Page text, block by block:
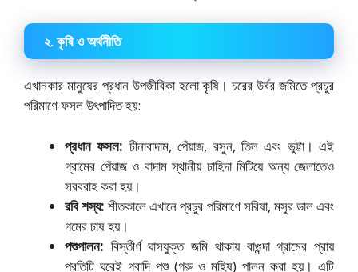
২. কৃষি ও অর্থনীতি
এখানকার মানুষের প্রধান উপজীবিকা হলো কৃষি। চরের উর্বর জমিতে প্রচুর
পরিমাণে ফসল উৎপাদিত হয়:
প্রধান ফসল: চীনাবাদাম, পেঁয়াজ, রসুন, তিল এবং ভুট্টা। এই
গ্রামের পেঁয়াজ ও বাদাম স্থানীয় চাহিদা মিটিয়ে অন্য জেলাতেও
সরবরাহ করা হয়।
রবি শস্য: শীতকালে এখানে প্রচুর পরিমাণে সরিষা, মসুর ডাল এবং
গমের চাষ হয়।
পশুপালন: বিস্তীর্ণ ঘাসযুক্ত জমি থাকায় বাগুন্দা গ্রামের প্রায়
প্রতিটি ঘরেই গবাদি পশু (গরু ও মহিষ) পালন করা হয়। এটি